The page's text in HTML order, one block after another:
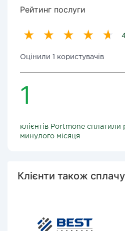
Рейтинг послуги
Оцінили 1 користувачів
1
клієнтів Portmone сплатили
минулого місяця
Клієнти також